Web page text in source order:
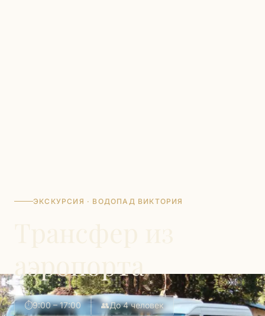
ЭКСКУРСИЯ · ВОДОПАД ВИКТОРИЯ
аэропорта
⏱9:00 – 17:00 👥До 4 человек